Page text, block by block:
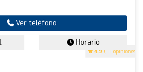
4.9 (111 opiniones)
Ver teléfono
Horario